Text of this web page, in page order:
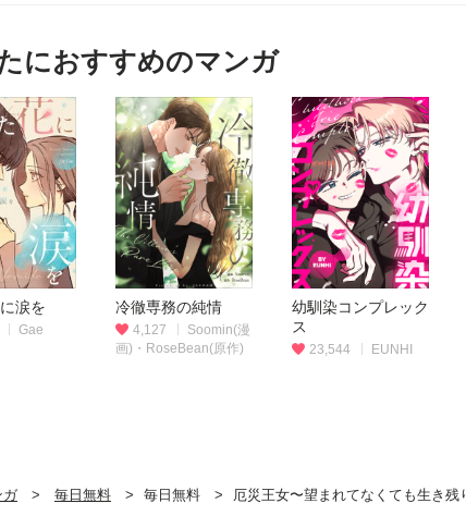
におすすめのマンガ
涙を
Gae
冷徹専務の純情
4,127
Soomin(漫
画)・RoseBean(原作)
幼馴染コンプレック
ス
23,544 EUNHI
ガ 毎日無料 毎日無料 厄災王女〜望まれてなくても生き残